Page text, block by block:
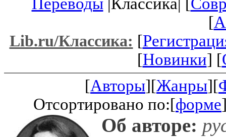
[
Lib.ru/Классика: [
[Новинки] [
[Авторы][Жанры][
Отсортировано по:[форме
Об авторе: